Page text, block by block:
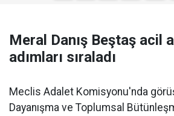
Meral Danış Beştaş acil
adımları sıraladı
Meclis Adalet Komisyonu'nda
Dayanışma ve Toplumsal